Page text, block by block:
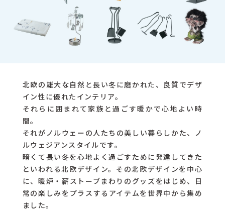
北欧の雄大な自然と長い冬に磨かれた、良質でデザ
イン性に優れたインテリア。
それらに囲まれて家族と過ごす暖かで心地よい時
間。
それがノルウェーの人たちの美しい暮らしかた、ノ
ルウェジアンスタイルです。
暗くて長い冬を心地よく過ごすために発達してきた
といわれる北欧デザイン。その北欧デザインを中心
に、暖炉・薪ストーブまわりのグッズをはじめ、日
常の楽しみをプラスするアイテムを世界中から集め
ました。